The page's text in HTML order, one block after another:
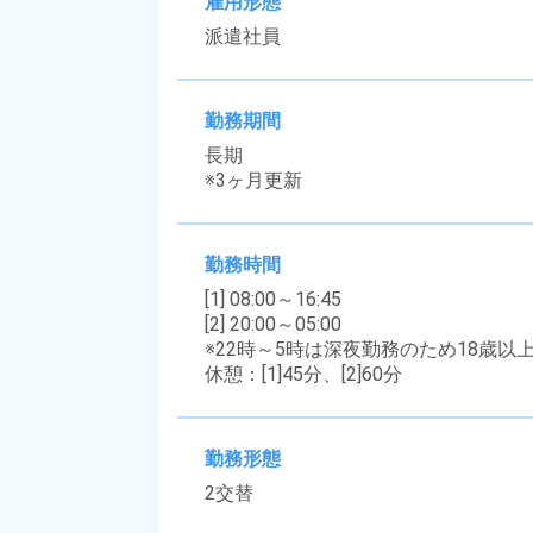
派遣社員
勤務期間
長期
※3ヶ月更新
勤務時間
[1] 08:00～16:45
[2] 20:00～05:00
※22時～5時は深夜勤務のため18歳以
休憩：[1]45分、[2]60分
勤務形態
2交替